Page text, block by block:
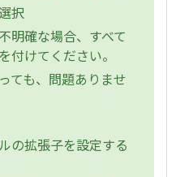
択
明確な場合、すべて
付けてください。
ても、問題ありませ
の拡張子を設定する